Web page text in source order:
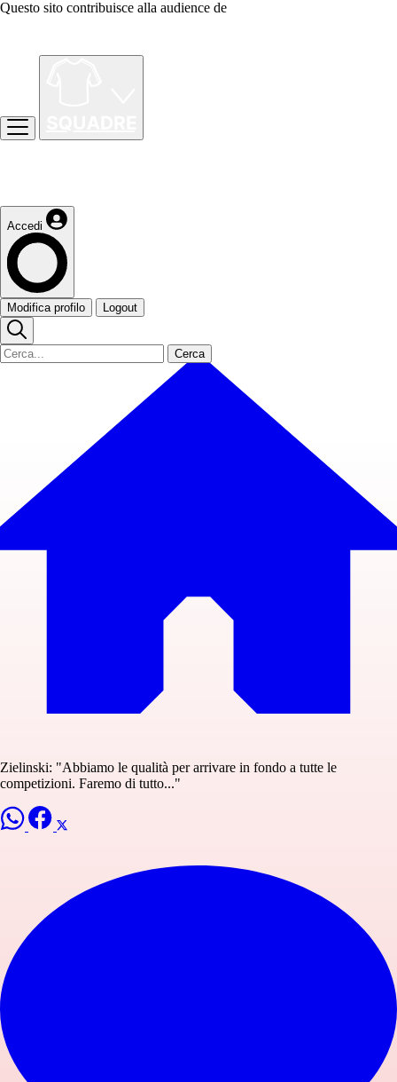
Questo sito contribuisce alla audience de
Accedi
Modifica profilo Logout
Cerca
Zielinski: "Abbiamo le qualità per arrivare in fondo a tutte le
competizioni. Faremo di tutto..."